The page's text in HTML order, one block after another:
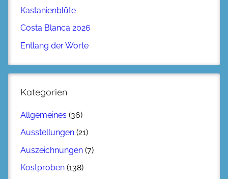
Kastanienblüte
Costa Blanca 2026
Entlang der Worte
Kategorien
Allgemeines (36)
Ausstellungen (21)
Auszeichnungen (7)
Kostproben (138)